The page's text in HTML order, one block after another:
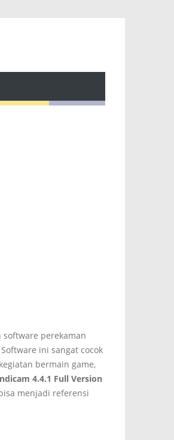
software perekaman
ini sangat cocok
bermain game,
4.4.1 Full Version
menjadi referensi